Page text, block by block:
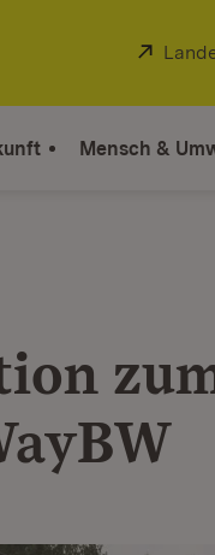
Mensch &